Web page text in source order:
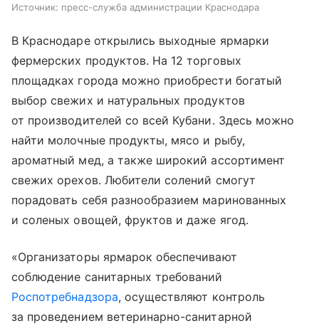
Источник: пресс-служба администрации Краснодара
В Краснодаре открылись выходные ярмарки
фермерских продуктов. На 12 торговых
площадках города можно приобрести богатый
выбор свежих и натуральных продуктов
от производителей со всей Кубани. Здесь можно
найти молочные продукты, мясо и рыбу,
ароматный мед, а также широкий ассортимент
свежих орехов. Любители солений смогут
порадовать себя разнообразием маринованных
и соленых овощей, фруктов и даже ягод.
«Организаторы ярмарок обеспечивают
соблюдение санитарных требований
Роспотребнадзора, осуществляют контроль
за проведением ветеринарно-санитарной